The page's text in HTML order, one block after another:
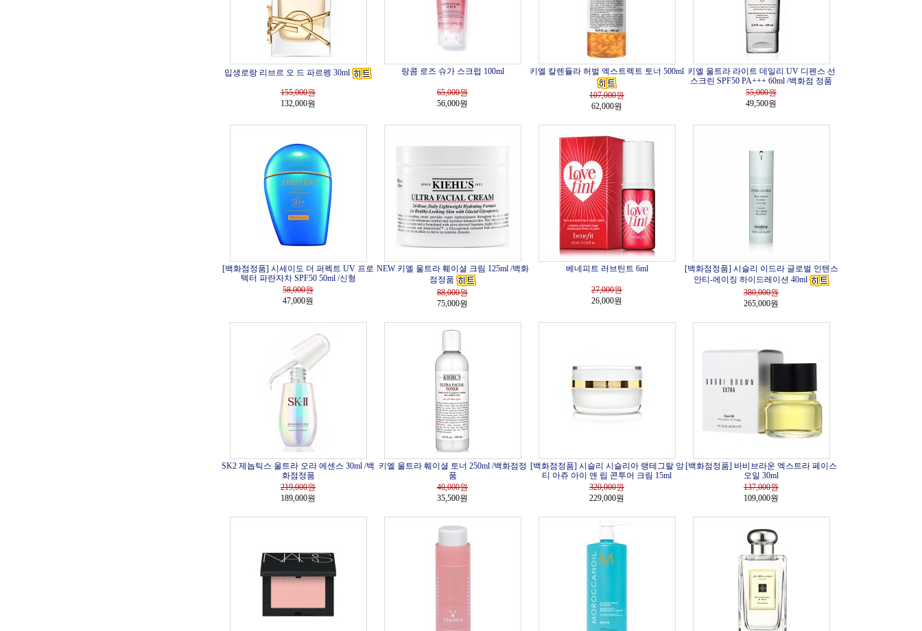
입생로랑 리브르 오 드 파르펭 30ml
155,000원
132,000원
랑콤 로즈 슈가 스크럽 100ml
65,000원
56,000원
키엘 칼렌듈라 허벌 엑스트렉트 토너 500ml
107,000원
62,000원
키엘 울트라 라이트 데일리 UV 디펜스 선
스크린 SPF50 PA+++ 60ml /백화점 정품
55,000원
49,500원
[백화점정품] 시세이도 더 퍼펙트 UV 프로
텍터 파란자차 SPF50 50ml /신형
58,000원
47,000원
NEW 키엘 울트라 훼이셜 크림 125ml /백화
점정품
88,000원
75,000원
베네피트 러브틴트 6ml
27,000원
26,000원
[백화점정품] 시슬리 이드라 글로벌 인텐스
안티-에이징 하이드레이션 40ml
380,000원
265,000원
SK2 제놉틱스 울트라 오라 에센스 30ml /백
화점정품
219,000원
189,000원
키엘 울트라 훼이셜 토너 250ml /백화점정
품
40,000원
35,500원
[백화점정품] 시슬리 시슬리아 랭테그랄 앙
티 아쥬 아이 앤 립 콘투어 크림 15ml
320,000원
229,000원
[백화점정품] 바비브라운 엑스트라 페이스
오일 30ml
137,000원
109,000원